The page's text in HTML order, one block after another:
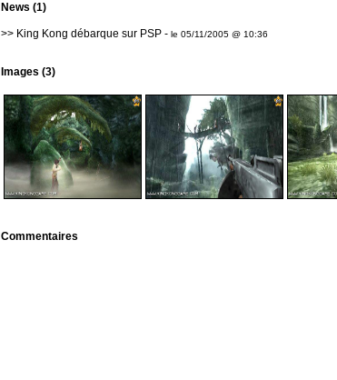
News (1)
>> King Kong débarque sur PSP - le 05/11/2005 @ 10:36
Images (3)
Commentaires